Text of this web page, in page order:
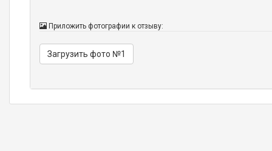
Приложить фотографии к отзыву:
Загрузить фото №1